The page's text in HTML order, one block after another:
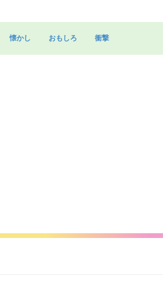
懐かし おもしろ 衝撃